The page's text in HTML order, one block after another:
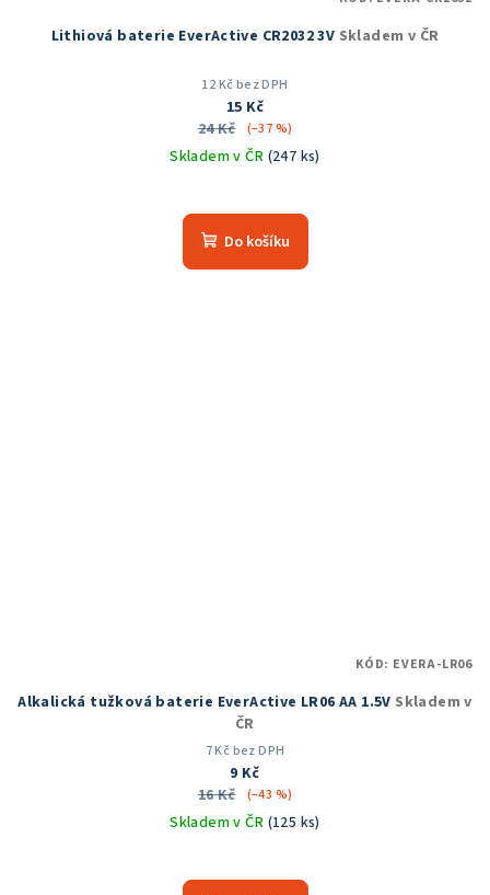
Lithiová baterie EverActive CR2032 3V Skladem v ČR
12 Kč bez DPH
15 Kč
24 Kč
(–37 %)
Skladem v ČR (247 ks)
Do košíku
Alkalická tužková baterie EverActive LR06 AA 1.5V Skladem v
ČR
7 Kč bez DPH
9 Kč
16 Kč
(–43 %)
Skladem v ČR (125 ks)
KÓD: EVERA-LR06